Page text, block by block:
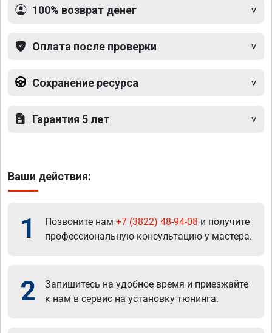
100% возврат денег
Оплата после проверки
Сохранение ресурса
Гарантия 5 лет
Ваши действия:
1 Позвоните нам +7 (3822) 48-94-08 и получите
профессиональную консультацию у мастера.
2
Запишитесь на удобное время и приезжайте
к нам в сервис на установку тюнинга.